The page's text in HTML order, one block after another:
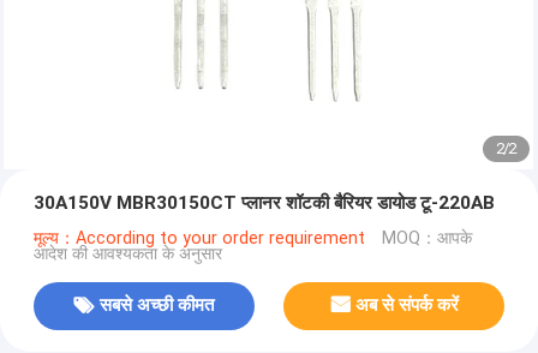
2/2
30A150V MBR30150CT प्लानर शॉटकी बैरियर डायोड टू-220AB
मूल्य：According to your order requirement MOQ：आपके
आदेश की आवश्यकता के अनुसार
सबसे अच्छी कीमत अब से संपर्क करें